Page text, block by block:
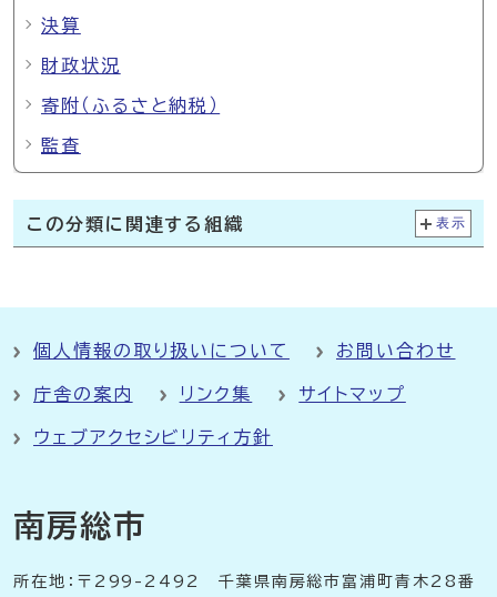
決算
財政状況
寄附（ふるさと納税）
監査
この分類に関連する組織 表示
個人情報の取り扱いについて お問い合わせ
庁舎の案内 リンク集 サイトマップ
ウェブアクセシビリティ方針
南房総市
所在地：〒299-2492 千葉県南房総市富浦町青木28番